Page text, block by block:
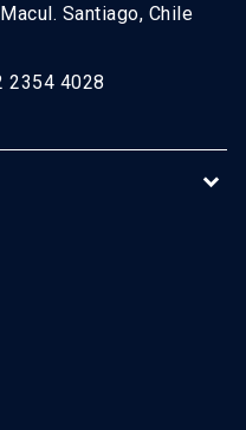
Santiago, Chile
2354 4028